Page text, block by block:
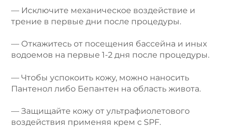
— Исключите механическое воздействие и
трение в первые дни после процедуры.
— Откажитесь от посещения бассейна и иных
водоемов на первые 1-2 дня после процедуры.
— Чтобы успокоить кожу, можно наносить
Пантенол либо Бепантен на область живота.
— Защищайте кожу от ультрафиолетового
воздействия применяя крем с SPF.